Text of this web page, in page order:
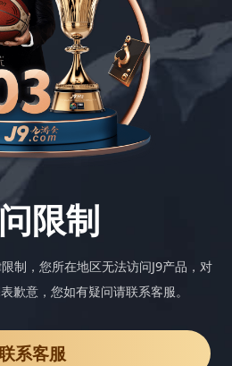
限制
制，您所在地区无法访问J9产品，对
歉意，您如有疑问请联系客服。
系客服